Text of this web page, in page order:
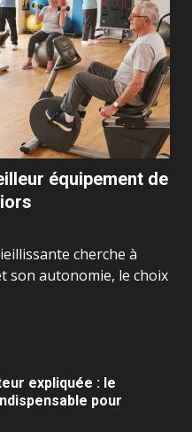
équipement de
cherche à
son autonomie, le choix
expliquée : le
pour